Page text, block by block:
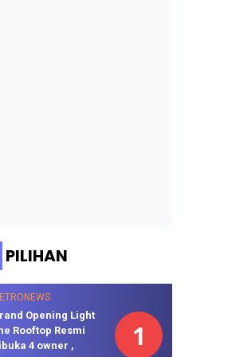
PILIHAN
Opening Light
Rooftop Resmi
4 owner ,
1